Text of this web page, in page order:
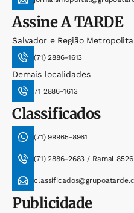
AssineA TARDE
Salvador e Região
(71) 2886-1613
Demais localidades
71 2886-1613
Classificados
(71) 99965-8961
(71) 2886-2683 / Ramal 8526
Publicidade